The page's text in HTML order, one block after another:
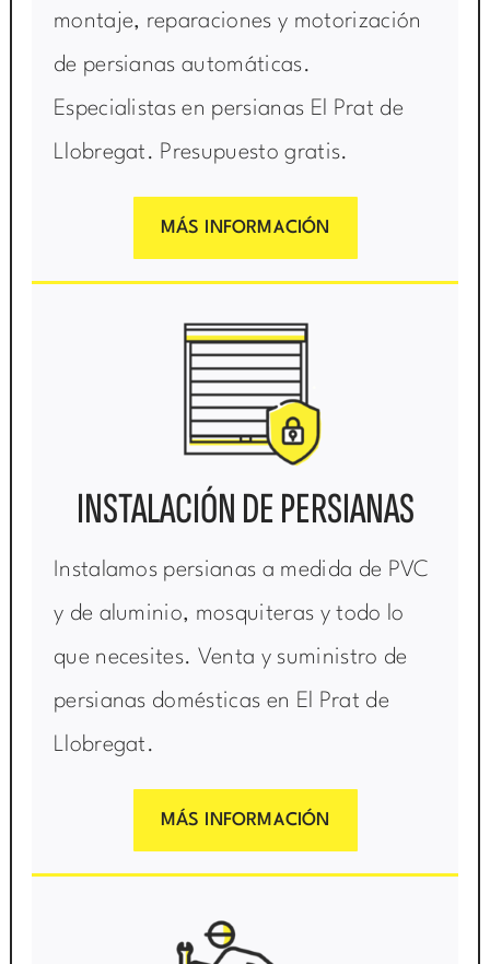
montaje, reparaciones y motorización
de persianas automáticas.
Especialistas en persianas El Prat de
Llobregat. Presupuesto gratis.
MÁS INFORMACIÓN
INSTALACIÓN DE PERSIANAS
Instalamos persianas a medida de PVC
y de aluminio, mosquiteras y todo lo
que necesites. Venta y suministro de
persianas domésticas en El Prat de
Llobregat.
MÁS INFORMACIÓN